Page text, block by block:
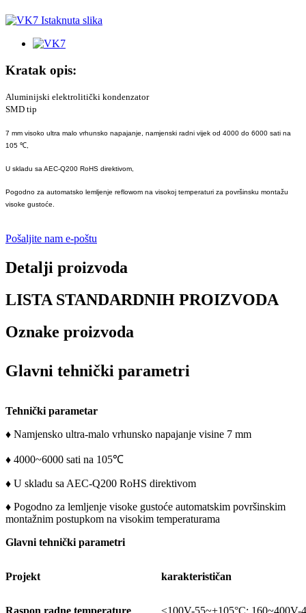
Kratak opis:
Aluminijski elektrolitički kondenzator
SMD tip
7 mm visoko ultra malo vrhunsko napajanje, namjenski radni vijek od 4000 do 6000 sati na
105 ℃,
U skladu sa AEC-Q200 RoHS direktivom,
Pogodno za automatsko lemljenje reflowom na visokoj temperaturi za površinsku montažu
visoke gustoće.
Pošaljite nam e-poštu
Detalji proizvoda
LISTA STANDARDNIH PROIZVODA
Oznake proizvoda
Glavni tehnički parametri
Tehnički parametar
♦ Namjensko ultra-malo vrhunsko napajanje visine 7 mm
♦ 4000~6000 sati na 105℃
♦ U skladu sa AEC-Q200 RoHS direktivom
♦ Pogodno za lemljenje visoke gustoće automatskim površinskim
montažnim postupkom na visokim temperaturama
Glavni tehnički parametri
Projekt karakterističan
Raspon radne temperature ≤100V-55~+105°C; 160~400V-